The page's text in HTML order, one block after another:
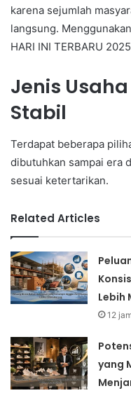
karena sejumlah
langsung.
HARI INI TERBARU
Jenis
Stabil
Terdapat beberapa
dibutuhkan sampai era
sesuai ketertarikan.
Related Articles
Lebih
12
yang